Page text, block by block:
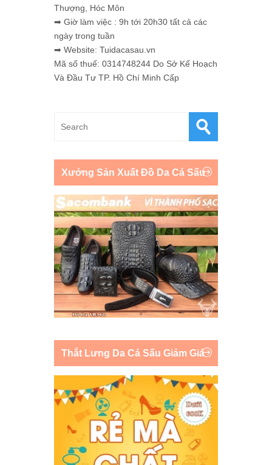
Thượng, Hóc Môn
➡ Giờ làm việc : 9h tới 20h30 tất cả các
ngày trong tuần
➡ Website: Tuidacasau.vn
Mã số thuế: 0314748244 Do Sở Kế Hoạch
Và Đầu Tư TP. Hồ Chí Minh Cấp
Xưởng Sản Xuất Đồ Da Cá Sấu
Thắt Lưng Da Cá Sấu Giảm Giá